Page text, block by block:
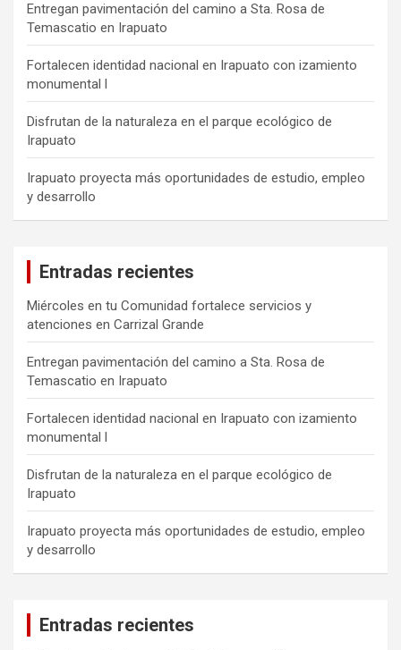
Entregan pavimentación del camino a Sta. Rosa de
Temascatio en Irapuato
Fortalecen identidad nacional en Irapuato con izamiento
monumental l
Disfrutan de la naturaleza en el parque ecológico de
Irapuato
Irapuato proyecta más oportunidades de estudio, empleo
y desarrollo
Entradas recientes
Miércoles en tu Comunidad fortalece servicios y
atenciones en Carrizal Grande
Entregan pavimentación del camino a Sta. Rosa de
Temascatio en Irapuato
Fortalecen identidad nacional en Irapuato con izamiento
monumental l
Disfrutan de la naturaleza en el parque ecológico de
Irapuato
Irapuato proyecta más oportunidades de estudio, empleo
y desarrollo
Entradas recientes